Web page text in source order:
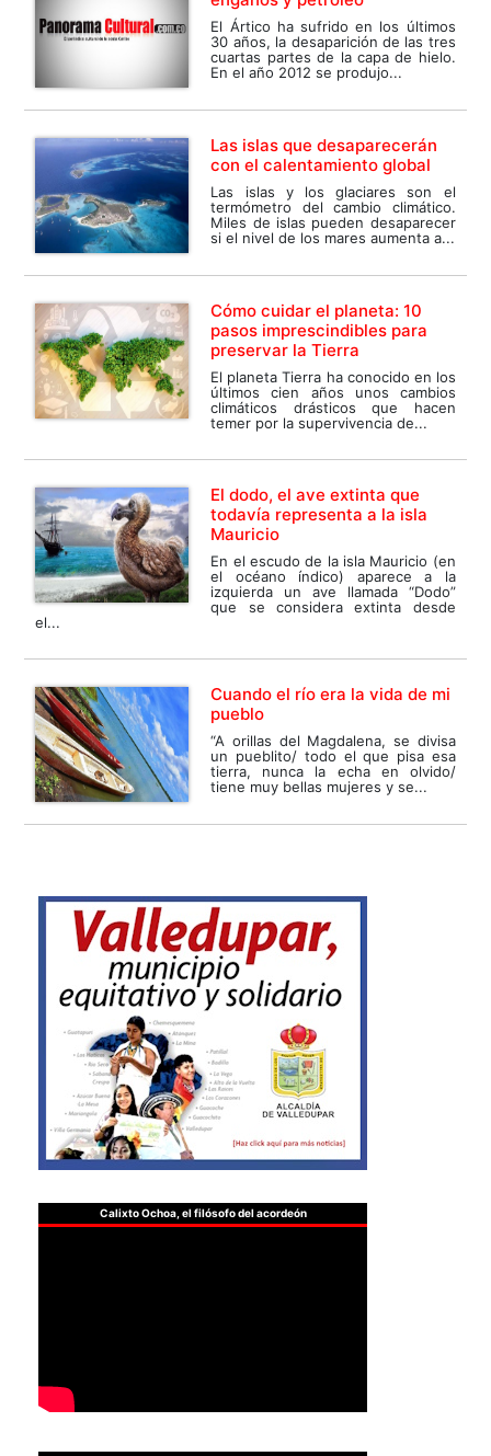
El Ártico ha sufrido en los últimos
30 años, la desaparición de las tres
cuartas partes de la capa de hielo.
En el año 2012 se produjo...
Las islas que desaparecerán
con el calentamiento global
Las islas y los glaciares son el
termómetro del cambio climático.
Miles de islas pueden desaparecer
si el nivel de los mares aumenta a...
Cómo cuidar el planeta: 10
pasos imprescindibles para
preservar la Tierra
El planeta Tierra ha conocido en los
últimos cien años unos cambios
climáticos drásticos que hacen
temer por la supervivencia de...
El dodo, el ave extinta que
todavía representa a la isla
Mauricio
En el escudo de la isla Mauricio (en
el océano índico) aparece a la
izquierda un ave llamada “Dodo”
que se considera extinta desde
el...
Cuando el río era la vida de mi
pueblo
“A orillas del Magdalena, se divisa
un pueblito/ todo el que pisa esa
tierra, nunca la echa en olvido/
tiene muy bellas mujeres y se...
Calixto Ochoa, el filósofo del acordeón